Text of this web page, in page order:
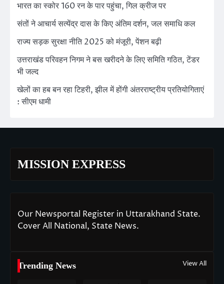
भारत का स्कोर 160 रन के पार पहुंचा, गिल क्रीज पर
संतों ने आचार्य सत्येंद्र दास के किए अंतिम दर्शन, जल समाधि कल
राज्य सड़क सुरक्षा नीति 2025 को मंजूरी, पेंशन बढ़ी
उत्तराखंड परिवहन निगम ने बस खरीदने के लिए समिति गठित, टेंडर
भी जल्द
खेलों का हब बन रहा टिहरी, झील में होंगी अंतरराष्ट्रीय प्रतियोगिताएं
: सीएम धामी
MISSION EXPRESS
Our Newsportal Register in Uttarakhand State.
Cover All National, State News.
Trending News View All